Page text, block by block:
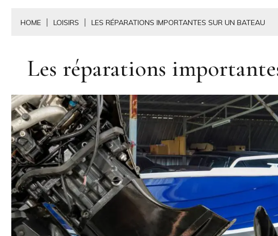
HOME LOISIRS LES RÉPARATIONS IMPORTANTES SUR UN BATEAU
Les réparations